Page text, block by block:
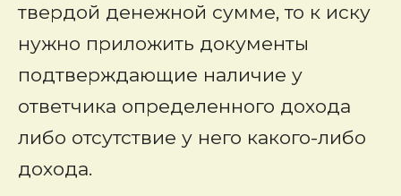
твердой денежной сумме, то к иску
нужно приложить документы
подтверждающие наличие у
ответчика определенного дохода
либо отсутствие у него какого-либо
дохода.